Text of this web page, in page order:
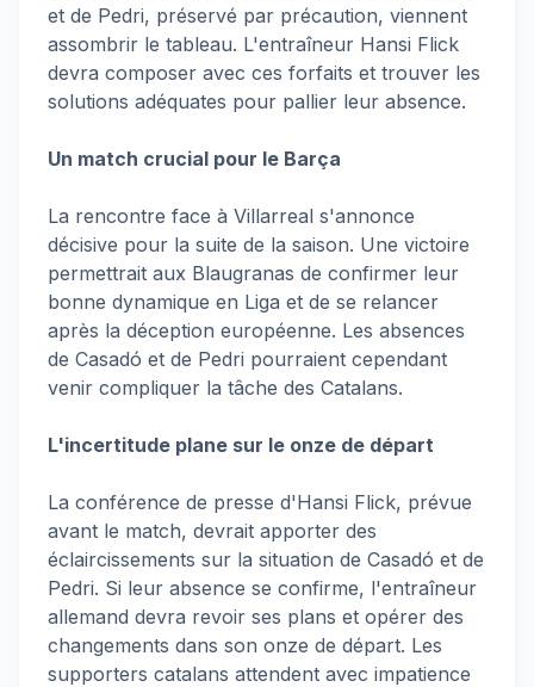
et de Pedri, préservé par précaution, viennent
assombrir le tableau. L'entraîneur Hansi Flick
devra composer avec ces forfaits et trouver les
solutions adéquates pour pallier leur absence.
Un match crucial pour le Barça
La rencontre face à Villarreal s'annonce
décisive pour la suite de la saison. Une victoire
permettrait aux Blaugranas de confirmer leur
bonne dynamique en Liga et de se relancer
après la déception européenne. Les absences
de Casadó et de Pedri pourraient cependant
venir compliquer la tâche des Catalans.
L'incertitude plane sur le onze de départ
La conférence de presse d'Hansi Flick, prévue
avant le match, devrait apporter des
éclaircissements sur la situation de Casadó et de
Pedri. Si leur absence se confirme, l'entraîneur
allemand devra revoir ses plans et opérer des
changements dans son onze de départ. Les
supporters catalans attendent avec impatience